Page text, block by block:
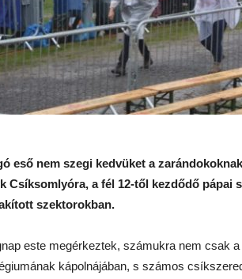
eső nem szegi kedvüket a
Csíksomlyóra, a fél 12-től kezdődő pápai
szektorokban.
este megérkeztek, számukra nem csak
kápolnájában, s számos